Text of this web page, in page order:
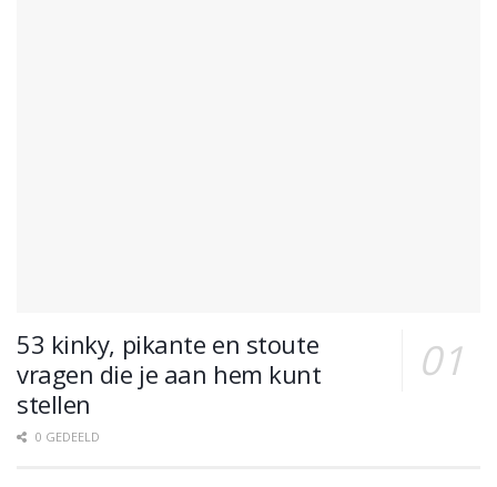
53 kinky, pikante en stoute
vragen die je aan hem kunt
stellen
0 GEDEELD